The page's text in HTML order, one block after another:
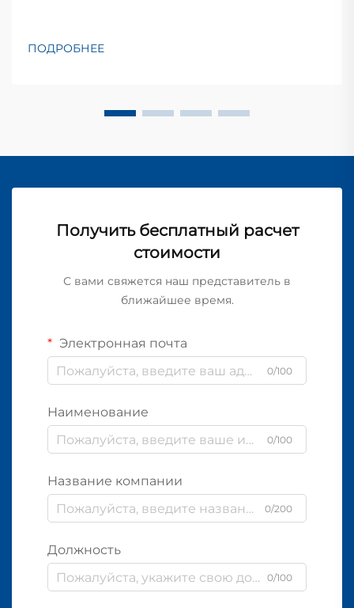
ПОДРОБНЕЕ
Получить бесплатный расчет
стоимости
С вами свяжется наш представитель в
ближайшее время.
Электронная почта
0/100
Наименование
0/100
Название компании
0/200
Должность
0/100